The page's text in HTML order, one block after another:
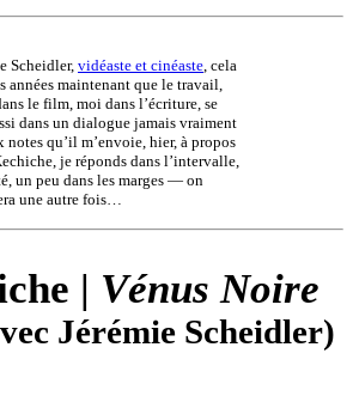
Scheidler, vidéaste et cinéaste , cela
années maintenant que le travail,
le film, moi dans l’écriture, se
dans un dialogue jamais vraiment
notes qu’il m’envoie, hier, à propos
je réponds dans l’intervalle,
un peu dans les marges — on
une autre fois…
| Vénus Noire
Jérémie Scheidler)